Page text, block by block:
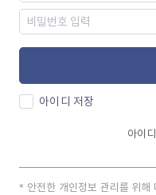
아이디 저장
아이
안전한 개인정보 관리를 위해